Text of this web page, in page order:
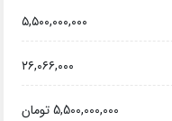
۵,۵۰۰,۰۰۰,۰۰۰
۲۶,۰۶۶,۰۰۰
5,500,000,000 تومان